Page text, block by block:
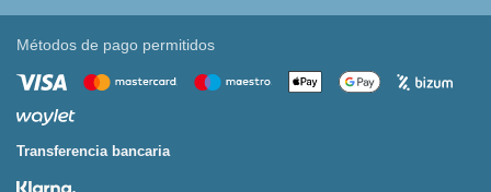
Métodos de pago permitidos
Transferencia bancaria